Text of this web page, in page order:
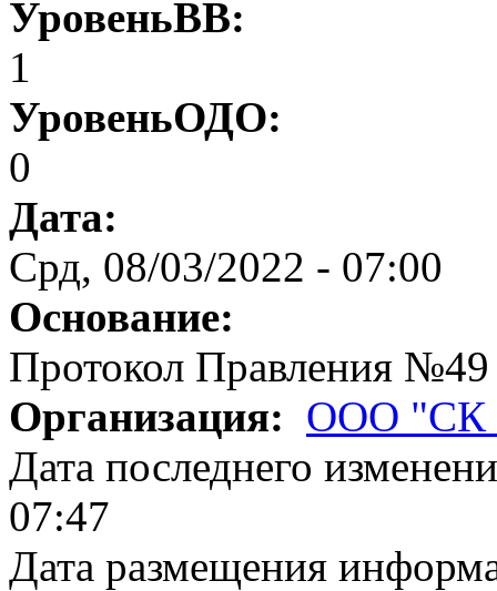
УровеньВВ:
1
УровеньОДО:
0
Дата:
Срд, 08/03/2022 - 07:00
Основание:
Протокол Правления №49
Организация: ООО "СК
Дата последнего
07:47
Дата размещения